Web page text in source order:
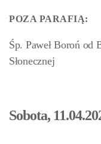
POZA PARAFIĄ:
Śp. Paweł Boroń od
Słonecznej
Sobota,